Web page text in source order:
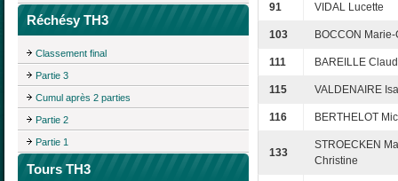
Réchésy TH3
Classement final
Partie 3
Cumul après 2 parties
Partie 2
Partie 1
Tours TH3
91 VIDAL Lucette
103 BOCCON
111 BAREILLE
115 VALDENAIRE
116 BERTHELOT
133
STROECKEN
Christine